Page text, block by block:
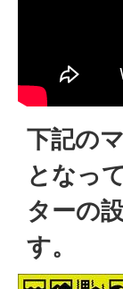
下記の
となっ
ターの
す。